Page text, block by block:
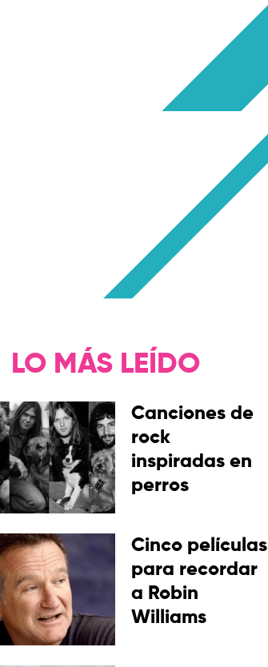
LO MÁS LEÍDO
Canciones de
rock
inspiradas en
perros
Cinco películas
para recordar
a Robin
Williams